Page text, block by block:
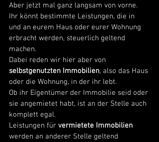
Aber jetzt mal ganz langsam von vorne.
Ihr könnt bestimmte Leistungen, die in
und an eurem Haus oder eurer Wohnung
erbracht werden, steuerlich geltend
machen.
Dabei reden wir hier aber von
selbstgenutzten Immobilien, also das Haus
oder die Wohnung, in der ihr lebt.
Ob ihr Eigentümer der Immobilie seid oder
sie angemietet habt, ist an der Stelle auch
komplett egal.
Leistungen für vermietete Immobilien
werden an anderer Stelle geltend